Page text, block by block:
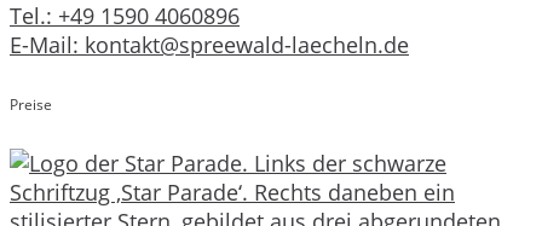
Tel.: +49 1590 4060896
E-Mail: kontakt@spreewald-laecheln.de
Preise